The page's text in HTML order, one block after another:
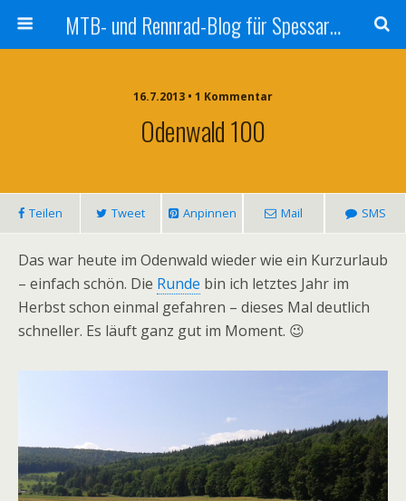
MTB- und Rennrad-Blog für Spessart und Umgebung
16.7.2013 • 1 Kommentar
Odenwald 100
Teilen Tweet Anpinnen Mail SMS
Das war heute im Odenwald wieder wie ein Kurzurlaub
– einfach schön. Die Runde bin ich letztes Jahr im
Herbst schon einmal gefahren – dieses Mal deutlich
schneller. Es läuft ganz gut im Moment. 😉